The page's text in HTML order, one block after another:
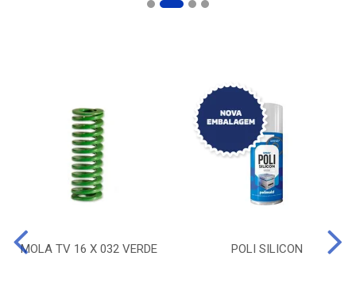
MOLA TV 16 X 032 VERDE POLI SILICON